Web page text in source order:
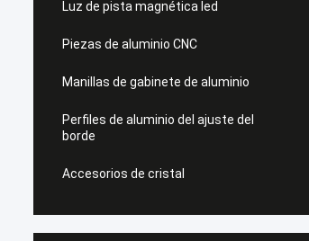
Luz de pista magnética led
Piezas de aluminio CNC
Manillas de gabinete de aluminio
Perfiles de aluminio del ajuste del
borde
Accesorios de cristal